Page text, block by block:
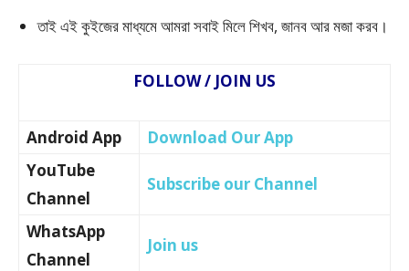
তাই এই কুইজের মাধ্যমে আমরা সবাই মিলে শিখব, জানব আর মজা করব।
FOLLOW / JOIN US
Android App
Download Our App
YouTube
Channel
Subscribe our Channel
WhatsApp
Channel
Join us